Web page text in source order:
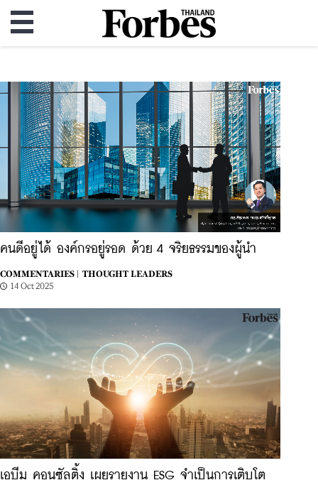
คนดีอยู่ได้ องค์กรอยู่รอด ด้วย 4 จริยธรรมของผู้นำ
COMMENTARIES |
THOUGHT LEADERS
14 Oct 2025
เอบีม คอนซัลติ้ง เผยรายงาน ESG จำเป็นการเติบโต